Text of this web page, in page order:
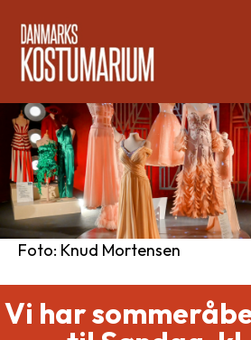
Menu
Foto: Knud Mortensen
Vi har